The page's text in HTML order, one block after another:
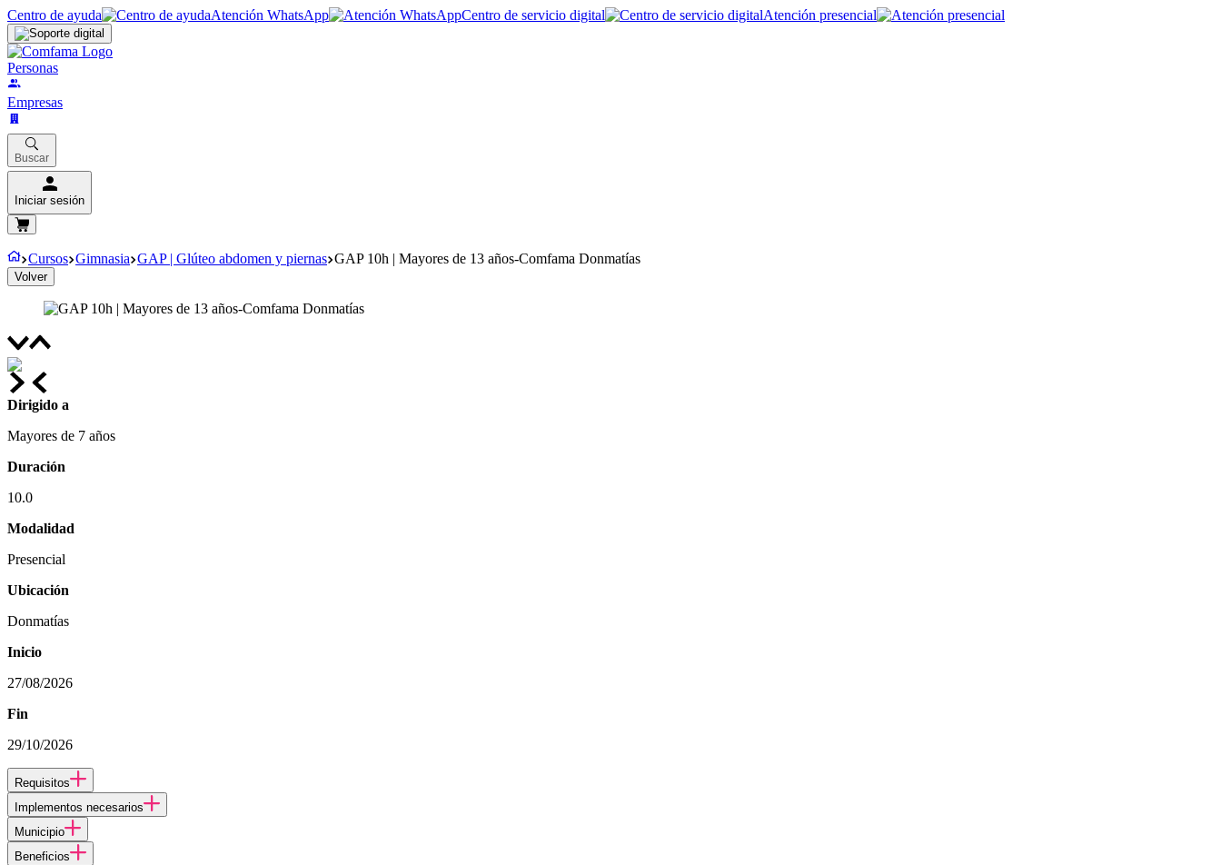
Centro de ayuda Atención WhatsApp Centro de servicio digital Atención presencial
Personas
Empresas
Buscar
Iniciar sesión
Cursos Gimnasia GAP | Glúteo abdomen y piernas GAP 10h | Mayores de 13 años-Comfama Donmatías
Volver
Dirigido a
Mayores de 7 años
Duración
10.0
Modalidad
Presencial
Ubicación
Donmatías
Inicio
27/08/2026
Fin
29/10/2026
Requisitos
Implementos necesarios
Municipio
Beneficios